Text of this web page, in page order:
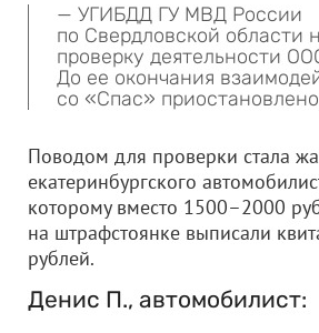
— УГИБДД ГУ МВД России
по Свердловской области
проверку деятельности
До ее окончания
со «Спас»
Поводом для проверки стала
екатеринбургского
которому вместо 1500–2000
на штрафстоянке выписали
рублей.
Денис П., автомобилист: